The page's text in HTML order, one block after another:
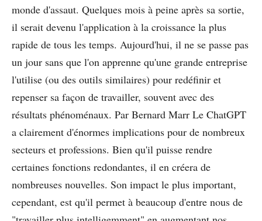
monde d'assaut. Quelques mois à peine après sa sortie,
il serait devenu l'application à la croissance la plus
rapide de tous les temps. Aujourd'hui, il ne se passe pas
un jour sans que l'on apprenne qu'une grande entreprise
l'utilise (ou des outils similaires) pour redéfinir et
repenser sa façon de travailler, souvent avec des
résultats phénoménaux. Par Bernard Marr Le ChatGPT
a clairement d'énormes implications pour de nombreux
secteurs et professions. Bien qu'il puisse rendre
certaines fonctions redondantes, il en créera de
nombreuses nouvelles. Son impact le plus important,
cependant, est qu'il permet à beaucoup d'entre nous de